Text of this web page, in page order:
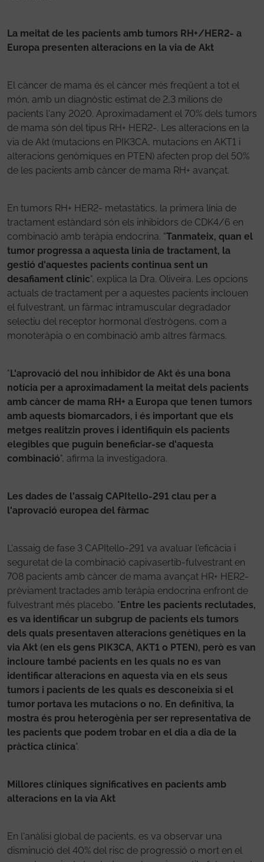
La meitat de les pacients amb tumors RH+/HER2- a
Europa presenten alteracions en la via de Akt
El càncer de mama és el càncer més freqüent a tot el
món, amb un diagnòstic estimat de 2,3 milions de
pacients l'any 2020. Aproximadament el 70% dels tumors
de mama són del tipus RH+ HER2-. Les alteracions en la
via de Akt (mutacions en PIK3CA, mutacions en AKT1 i
alteracions genòmiques en PTEN) afecten prop del 50%
de les pacients amb càncer de mama RH+ avançat.
En tumors RH+ HER2- metastàtics, la primera línia de
tractament estàndard són els inhibidors de CDK4/6 en
combinació amb teràpia endocrina. "Tanmateix, quan el
tumor progressa a aquesta línia de tractament, la
gestió d'aquestes pacients continua sent un
desafiament clínic", explica la Dra. Oliveira. Les opcions
actuals de tractament per a aquestes pacients inclouen
el fulvestrant, un fàrmac intramuscular degradador
selectiu del receptor hormonal d'estrògens, com a
monoteràpia o en combinació amb altres fàrmacs.
"L'aprovació del nou inhibidor de Akt és una bona
notícia per a aproximadament la meitat dels pacients
amb càncer de mama RH+ a Europa que tenen tumors
amb aquests biomarcadors, i és important que els
metges realitzin proves i identifiquin els pacients
elegibles que puguin beneficiar-se d'aquesta
combinació", afirma la investigadora.
Les dades de l'assaig CAPItello-291 clau per a
l'aprovació europea del fàrmac
L'assaig de fase 3 CAPItello-291 va avaluar l'eficàcia i
seguretat de la combinació capivasertib-fulvestrant en
708 pacients amb càncer de mama avançat HR+ HER2-
prèviament tractades amb teràpia endocrina enfront de
fulvestrant més placebo. "Entre les pacients reclutades,
es va identificar un subgrup de pacients els tumors
dels quals presentaven alteracions genètiques en la
via Akt (en els gens PIK3CA, AKT1 o PTEN), però es van
incloure també pacients en les quals no es van
identificar alteracions en aquesta via en els seus
tumors i pacients de les quals es desconeixia si el
tumor portava les mutacions o no. En definitiva, la
mostra és prou heterogènia per ser representativa de
les pacients que podem trobar en el dia a dia de la
pràctica clínica".
Millores clíniques significatives en pacients amb
alteracions en la via Akt
En l'anàlisi global de pacients, es va observar una
disminució del 40% del risc de progressió o mort en el